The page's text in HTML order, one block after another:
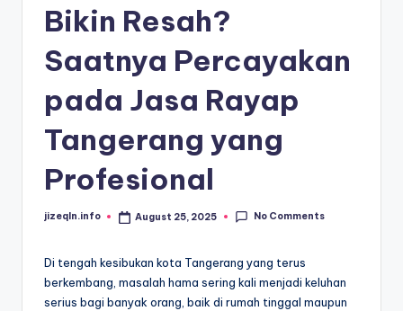
Bikin Resah?
Saatnya Percayakan
pada Jasa Rayap
Tangerang yang
Profesional
Posted
jizeqln.info August 25, 2025 No Comments
Di tengah kesibukan kota Tangerang yang terus
berkembang, masalah hama sering kali menjadi keluhan
serius bagi banyak orang, baik di rumah tinggal maupun